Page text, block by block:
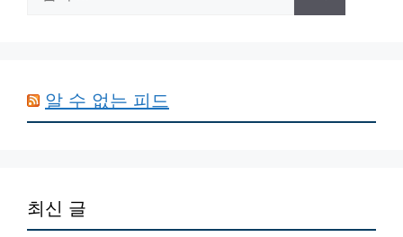
색:
알 수 없는 피드
최신 글